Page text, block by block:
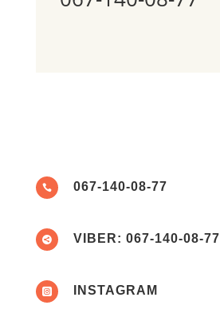
 067-140-08-77
 VIBER: 067-140-08-77
 INSTAGRAM